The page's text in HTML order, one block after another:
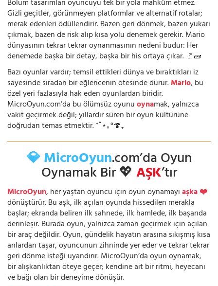
Bölüm tasarımları oyuncuyu tek bir yola mahkûm etmez.
Gizli geçitler, görünmeyen platformlar ve alternatif rotalar;
merak edenleri ödüllendirir. Bazen geri dönmek, bazen yukarı
çıkmak, bazen de risk alıp kısa yolu denemek gerekir. Mario
dünyasının tekrar tekrar oynanmasının nedeni budur: Her
denemede başka bir detay, başka bir his ortaya çıkar. 🚩🧱
Bazı oyunlar vardır; temsil ettikleri dünya ve bıraktıkları iz
sayesinde sıradan bir eğlencenin ötesinde durur.Mario, bu
özel yeri fazlasıyla hak eden oyunlardan biridir.
MicroOyun.com’da bu ölümsüz oyunuoynamak, yalnızca
vakit geçirmek değil; yıllardır süren bir oyun kültürüne
doğrudan temas etmektir. ⁺˚⋆｡°🍄₊
💎 MicroOyun.com’da Oyun
Oynamak Bir 💖AŞK’tır
MicroOyun, her yaştan oyuncu için oyun oynamayıaşka ❤️
dönüştürür. Bu aşk, ilk açılan oyunda hissedilen merakla
başlar; ekranda beliren ilk sahnede, ilk hamlede, ilk başarıda
derinleşir. Burada oyun, yalnızca zaman geçirmek için açılan
bir araç değildir. Oyun, gündelik hayatın arasına sıkışmış kısa
anlardan taşar, oyuncunun zihninde yer eder ve tekrar tekrar
geri dönme isteği uyandırır. MicroOyun’da oyun oynamak,
bir alışkanlıktan öteye geçer; kendine ait bir ritmi, heyecanı
ve bağı olan bir deneyime dönüşür.